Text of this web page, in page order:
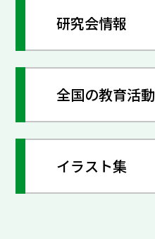
研究会情報
全国の教育活動
イラスト集